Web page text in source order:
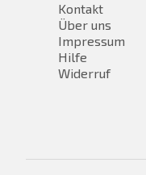
Kontakt
Über uns
Impressum
Hilfe
Widerruf